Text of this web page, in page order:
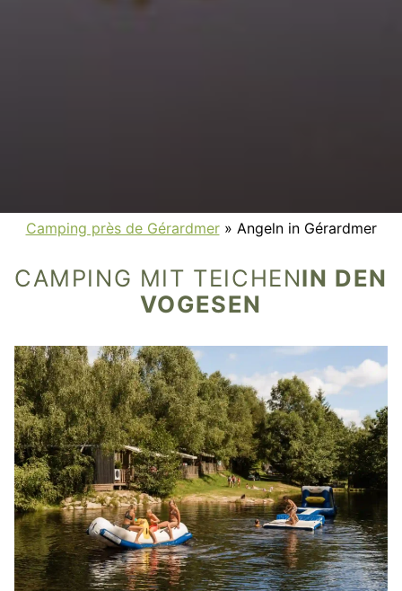
Camping près de Gérardmer» Angeln in Gérardmer
CAMPING MIT TEICHENIN DEN
VOGESEN